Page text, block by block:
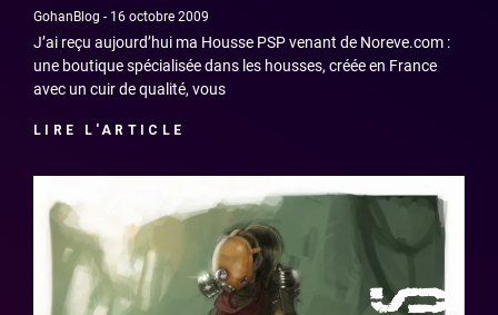
GohanBlog 16 octobre 2009
J’ai reçu aujourd’hui ma Housse PSP venant de Noreve.com :
une boutique spécialisée dans les housses, créée en France
avec un cuir de qualité, vous
LIRE L'ARTICLE